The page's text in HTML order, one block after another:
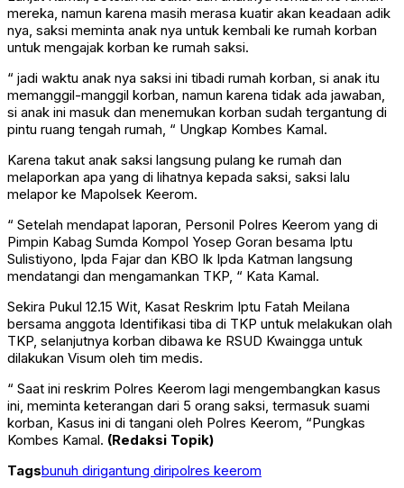
mereka, namun karena masih merasa kuatir akan keadaan adik
nya, saksi meminta anak nya untuk kembali ke rumah korban
untuk mengajak korban ke rumah saksi.
“ jadi waktu anak nya saksi ini tibadi rumah korban, si anak itu
memanggil-manggil korban, namun karena tidak ada jawaban,
si anak ini masuk dan menemukan korban sudah tergantung di
pintu ruang tengah rumah, “ Ungkap Kombes Kamal.
Karena takut anak saksi langsung pulang ke rumah dan
melaporkan apa yang di lihatnya kepada saksi, saksi lalu
melapor ke Mapolsek Keerom.
“ Setelah mendapat laporan, Personil Polres Keerom yang di
Pimpin Kabag Sumda Kompol Yosep Goran besama Iptu
Sulistiyono, Ipda Fajar dan KBO Ik Ipda Katman langsung
mendatangi dan mengamankan TKP, “ Kata Kamal.
Sekira Pukul 12.15 Wit, Kasat Reskrim Iptu Fatah Meilana
bersama anggota Identifikasi tiba di TKP untuk melakukan olah
TKP, selanjutnya korban dibawa ke RSUD Kwaingga untuk
dilakukan Visum oleh tim medis.
“ Saat ini reskrim Polres Keerom lagi mengembangkan kasus
ini, meminta keterangan dari 5 orang saksi, termasuk suami
korban, Kasus ini di tangani oleh Polres Keerom, “Pungkas
Kombes Kamal. (Redaksi Topik)
Tagsbunuh dirigantung diripolres keerom